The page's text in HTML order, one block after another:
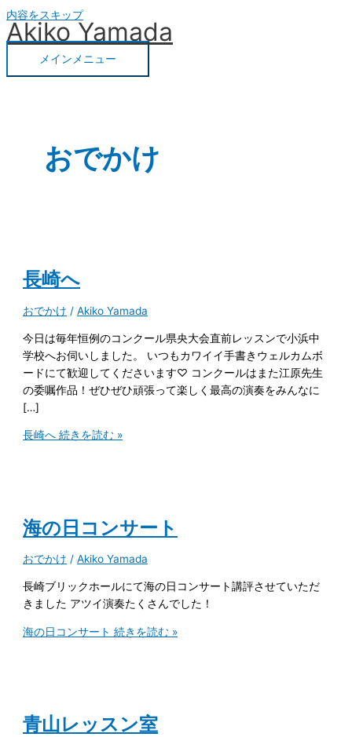
内容をスキップ
Akiko Yamada
メインメニュー
おでかけ
長崎へ
おでかけ /Akiko Yamada
今日は毎年恒例のコンクール県央大会直前レッスンで小浜中
学校へお伺いしました。 いつもカワイイ手書きウェルカムボ
ードにて歓迎してくださいます♡ コンクールはまた江原先生
の委嘱作品！ぜひぜひ頑張って楽しく最高の演奏をみんなに
[…]
長崎へ 続きを読む »
海の日コンサート
おでかけ /Akiko Yamada
長崎ブリックホールにて海の日コンサート講評させていただ
きました アツイ演奏たくさんでした！
海の日コンサート 続きを読む »
青山レッスン室